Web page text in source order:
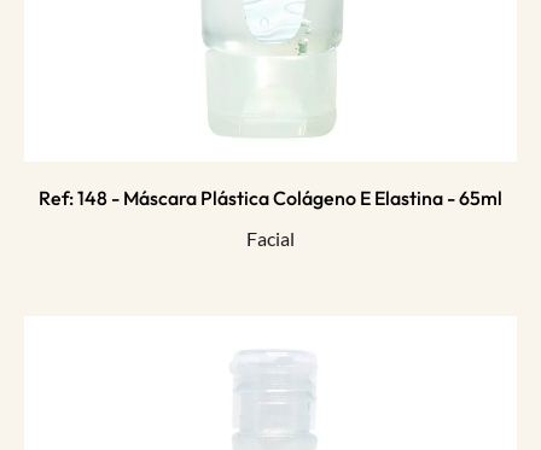
Ref: 148 - Máscara Plástica Colágeno E Elastina - 65ml
Facial